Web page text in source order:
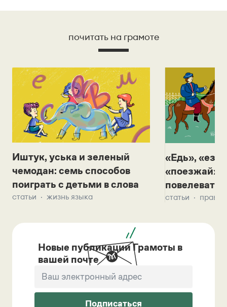
почитать на грамоте
Иштук, уська и зеленый
чемодан: семь способов
поиграть с детьми в слова
статьи жизнь языка
«Едь»,
«поезжай»?
повелевать
статьи
Новые публикации Грамоты в
вашей почте
Подписаться